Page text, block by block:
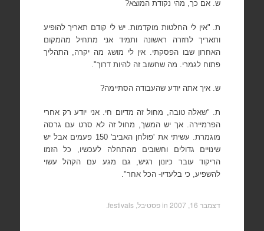
ש. אם כך, מהי נקודת המוצא?
ת. "אין לי החלטות מוקדמות. יש לי קודם תאריך להופיע
ותאריך לחזרה ראשונה ותמיד אני מתחיל מהמקום
האחרון שבו הפסקתי. אין לי מושג מה יקרה, התהליך
פתוח לגמרי. מה שחשוב זה להיות דרוך".
ש. איך אתה יודע שהעבודה הסתיימה?
ת. "שאלה טובה, מחול זה מדיום חי. אני יודע רק אחרי
הפרמיירה. אך יש המשך, מחול זה לא סרט עם גרסה
מוגמרת. עשיתי את 'פולחן האביב' 150 פעמים אבל יש
שינויים גדולים וחשובים מהתחלה לעכשיו, כל הזמו
הריקוד עובר כיונון רגיש, גם מגע עם הקהל עשוי
להשפיע, כי בלעדיו- הכל אחר".
דצמבר 16, 2007 in פסטיבל, festivals .